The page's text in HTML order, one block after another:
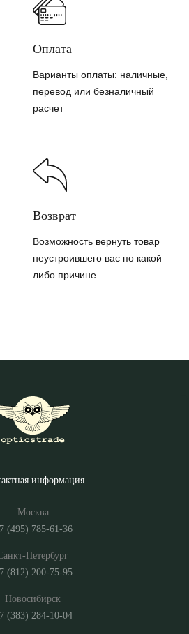
Оплата
Варианты оплаты: наличные,
перевод или безналичный
расчет
Возврат
Возможность вернуть товар
неустроившего вас по какой
либо причине
информация
Москва
(495) 785-61-36
Петербург
(812) 200-75-95
Новосибирск
(383) 284-10-04